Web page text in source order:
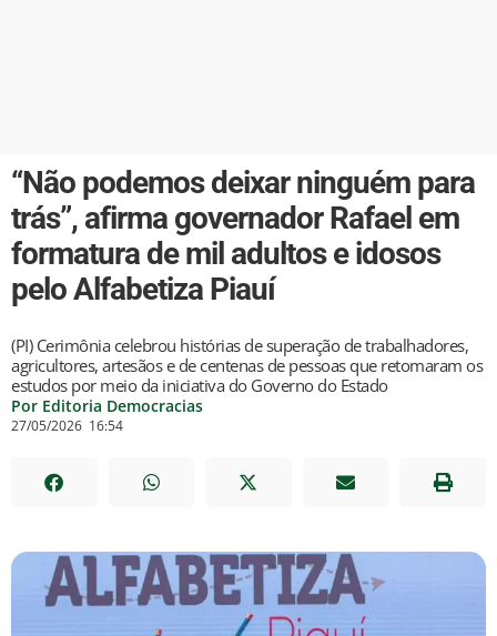
“Não podemos deixar ninguém para
trás”, afirma governador Rafael em
formatura de mil adultos e idosos
pelo Alfabetiza Piauí
(PI) Cerimônia celebrou histórias de superação de trabalhadores,
agricultores, artesãos e de centenas de pessoas que retomaram os
estudos por meio da iniciativa do Governo do Estado
Por Editoria Democracias
27/05/2026 16:54